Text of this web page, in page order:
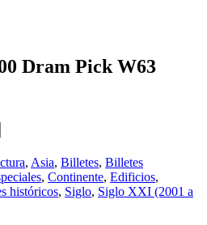
Dram Pick W63
, Asia, Billetes, Billetes
, Continente, Edificios,
históricos, Siglo, Siglo XXI (2001 a